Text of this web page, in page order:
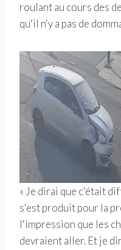
roulant au cours des
qu'il n'y a pas de
« Je dirai que c'était
s'est produit pour la
l'impression que les
devraient aller. Et je